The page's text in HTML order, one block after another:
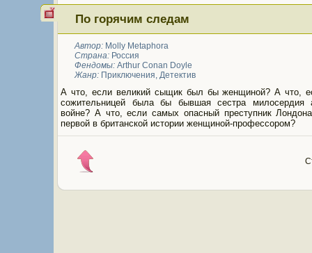
По горячим следам
Автор: Molly Metaphora
Страна: Россия
Фендомы: Arthur Conan Doyle
Жанр: Приключения, Детектив
А что, если великий сыщик был бы женщиной? А что,
сожительницей была бы бывшая сестра милосердия
войне? А что, если самых опасный преступник
первой в британской истории женщиной-профессором?